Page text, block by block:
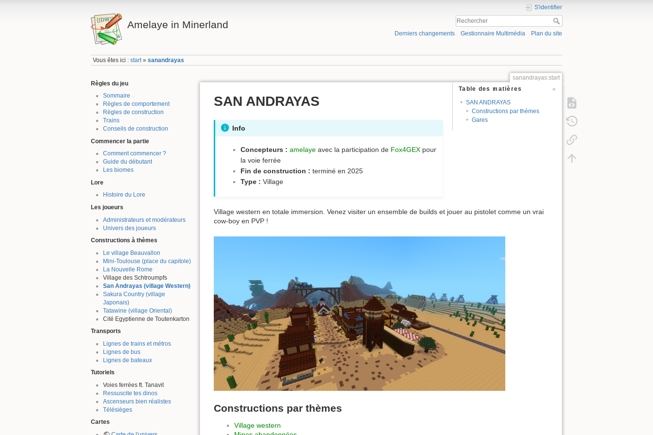
Amelaye in Minerland
S'identifier
Derniers changements Gestionnaire Multimédia Plan du site
Vous êtes ici :start»sanandrayas
Règles du jeu
Sommaire
Règles de comportement
Règles de construction
Trains
Conseils de construction
Commencer la partie
Comment commencer ?
Guide du débutant
Les biomes
Lore
Histoire du Lore
Les joueurs
Administrateurs et modérateurs
Univers des joueurs
Constructions à thèmes
Le village Beauvallon
Mini-Toulouse (place du capitole)
La Nouvelle Rome
Village des Schtroumpfs
San Andrayas (village Western)
Sakura Country (village
Japonais)
Tatawine (village Oriental)
Cité Egyptienne de Toutenkarton
Transports
Lignes de trains et métros
Lignes de bus
Lignes de bateaux
Tutoriels
Voies ferrées ft. Tanavit
Ressuscite tes dinos
Ascenseurs bien réalistes
Télésièges
Cartes
sanandrayas:start
Table des matières
SAN ANDRAYAS
Constructions par thèmes
Gares
SAN ANDRAYAS
Info
Concepteurs : amelayeavec la participation de Fox4GEXpour
la voie ferrée
Fin de construction : terminé en 2025
Type : Village
Village western en totale immersion. Venez visiter un ensemble de builds et jouer au pistolet comme un vrai
cow-boy en PVP !
Constructions par thèmes
Village western